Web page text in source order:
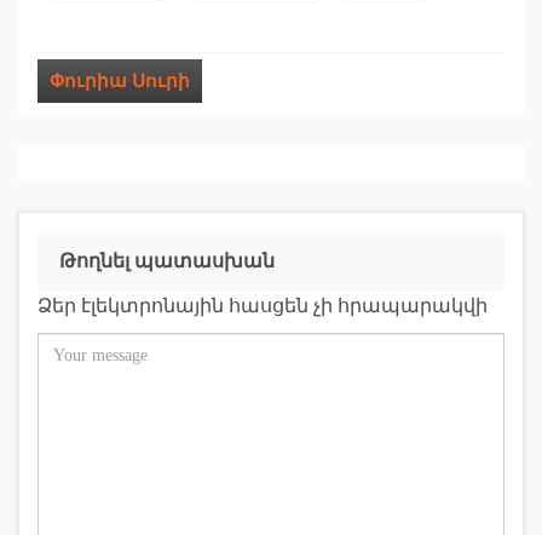
Փուրիա Սուրի
Թողնել պատասխան
Ձեր էլեկտրոնային հասցեն չի հրապարակվի